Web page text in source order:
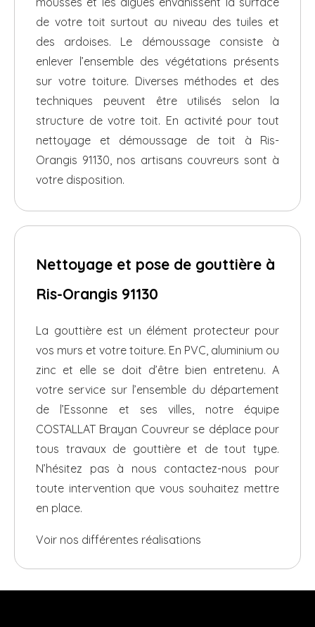
de votre toit surtout au niveau des tuiles et
des ardoises. Le démoussage consiste à
enlever l’ensemble des végétations présents
sur votre toiture. Diverses méthodes et des
techniques peuvent être utilisés selon la
structure de votre toit. En activité pour tout
nettoyage et démoussage de toit à Ris-
Orangis 91130, nos artisans couvreurs sont à
votre disposition.
Nettoyage et pose de gouttière à
Ris-Orangis 91130
La gouttière est un élément protecteur pour
vos murs et votre toiture. En PVC, aluminium ou
zinc et elle se doit d’être bien entretenu. A
votre service sur l’ensemble du département
de l’Essonne et ses villes, notre équipe
COSTALLAT Brayan Couvreur se déplace pour
tous travaux de gouttière et de tout type.
N’hésitez pas à nous contactez-nous pour
toute intervention que vous souhaitez mettre
en place.
Voir nos différentes réalisations